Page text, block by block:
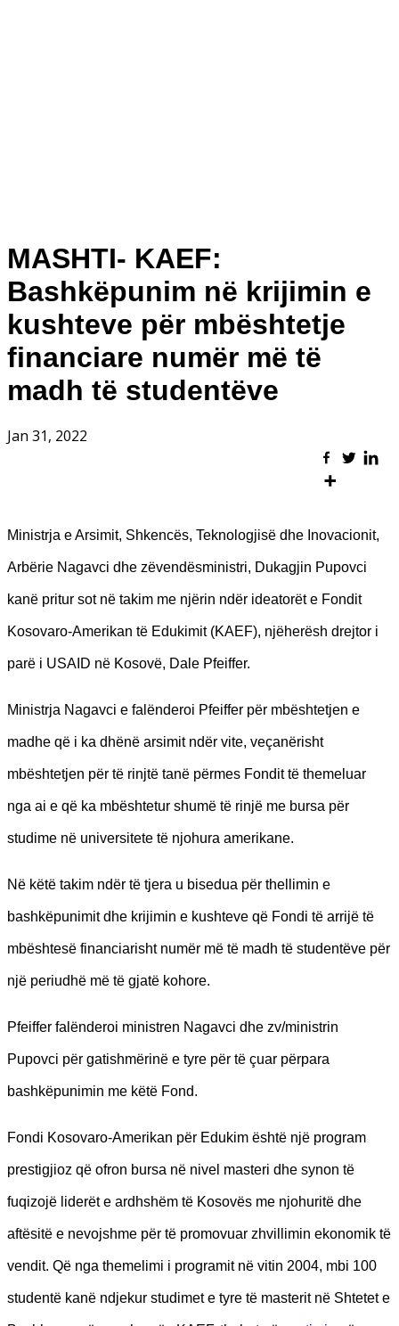
MASHTI- KAEF:
Bashkëpunim në krijimin e
kushteve për mbështetje
financiare numër më të
madh të studentëve
Jan 31, 2022
Ministrja e Arsimit, Shkencës, Teknologjisë dhe Inovacionit,
Arbërie Nagavci dhe zëvendësministri, Dukagjin Pupovci
kanë pritur sot në takim me njërin ndër ideatorët e Fondit
Kosovaro-Amerikan të Edukimit (KAEF), njëherësh drejtor i
parë i USAID në Kosovë, Dale Pfeiffer.
Ministrja Nagavci e falënderoi Pfeiffer për mbështetjen e
madhe që i ka dhënë arsimit ndër vite, veçanërisht
mbështetjen për të rinjtë tanë përmes Fondit të themeluar
nga ai e që ka mbështetur shumë të rinjë me bursa për
studime në universitete të njohura amerikane.
Në këtë takim ndër të tjera u bisedua për thellimin e
bashkëpunimit dhe krijimin e kushteve që Fondi të arrijë të
mbështesë financiarisht numër më të madh të studentëve për
një periudhë më të gjatë kohore.
Pfeiffer falënderoi ministren Nagavci dhe zv/ministrin
Pupovci për gatishmërinë e tyre për të çuar përpara
bashkëpunimin me këtë Fond.
Fondi Kosovaro-Amerikan për Edukim është një program
prestigjioz që ofron bursa në nivel masteri dhe synon të
fuqizojë liderët e ardhshëm të Kosovës me njohuritë dhe
aftësitë e nevojshme për të promovuar zhvillimin ekonomik të
vendit. Që nga themelimi i programit në vitin 2004, mbi 100
studentë kanë ndjekur studimet e tyre të masterit në Shtetet e